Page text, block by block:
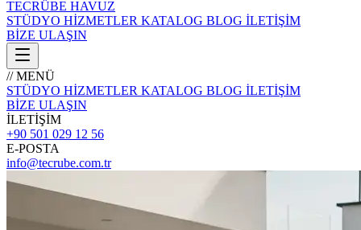
TECRÜBE HAVUZ
STÜDYO HİZMETLER KATALOG BLOG İLETİŞİM
BİZE ULAŞIN
// MENÜ
STÜDYO HİZMETLER KATALOG BLOG İLETİŞİM
BİZE ULAŞIN
İLETİŞİM
+90 501 029 12 56
E-POSTA
info@tecrube.com.tr